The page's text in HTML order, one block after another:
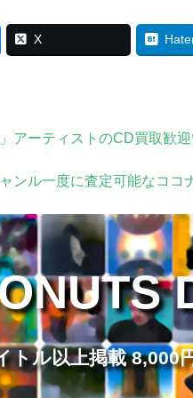
X
」アーティストのCD買取歓迎
ンル一度に査定可能なココ
トル以上掲載 8,000